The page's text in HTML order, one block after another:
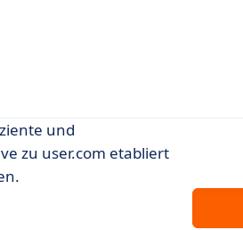
und
zu user.com etabliert